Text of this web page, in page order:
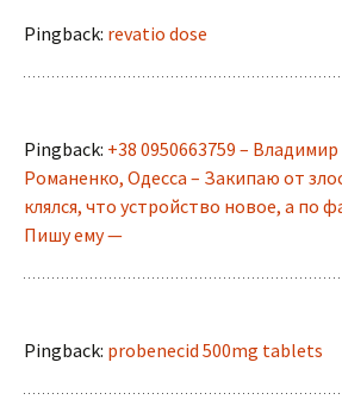
Pingback: revatio dose
Pingback: +38 0950663759 –
Романенко, Одесса – Закипаю от
клялся, что устройство новое, а по
Пишу ему —
Pingback: probenecid 500mg tablets